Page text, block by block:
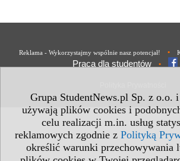
Grupa StudentNews.pl Sp. z o.o.
używają plików cookies i
celu realizacji m.in. usług
reklamowych zgodnie z Polityką
określić warunki przechowywania
Reklama - Wykorzystajmy wspólnie nasz potencjał! •
Praca dla studentów •